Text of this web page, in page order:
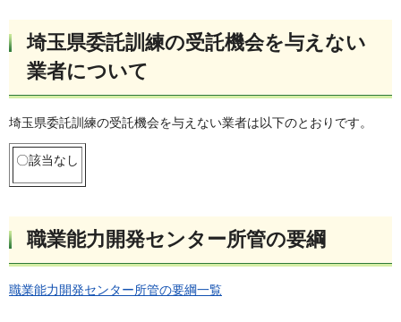
埼玉県委託訓練の受託機会を与えない
業者について
埼玉県委託訓練の受託機会を与えない業者は以下のとおりです。
〇該当なし
職業能力開発センター所管の要綱
職業能力開発センター所管の要綱一覧